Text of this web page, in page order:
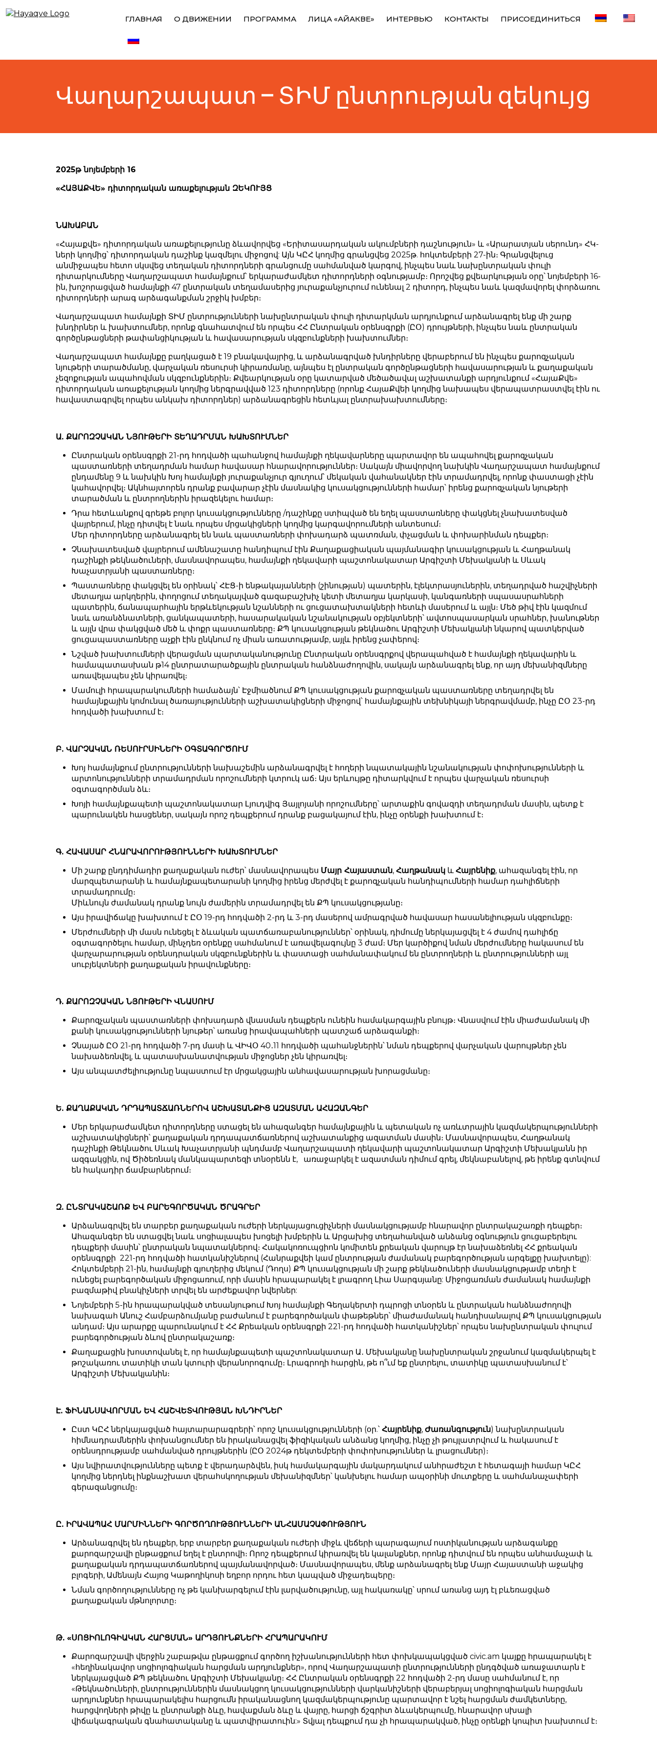
to
ГЛАВНАЯ О ДВИЖЕНИИ ПРОГРАММА ЛИЦА «АЙАКВЕ» ИНТЕРВЬЮ КОНТАКТЫ ПРИСОЕДИНИТЬСЯ
Վաղարշապատ — ՏԻՄ ընտրության զեկույց
2025թ նոյեմբերի 16
«ՀԱՅԱՔՎԵ» դիտորդական առաքելության ԶԵԿՈՒՅՑ
ՆԱԽԱԲԱՆ
«Հայաքվե» դիտորդական առաքելությունը ձևավորվեց «Երիտասարդական ակումբների դաշնություն» և «Արարատյան սերունդ» ՀԿ-
ների կողմից՝ դիտորդական դաշինք կազմելու միջոցով: Այն ԿԸՀ կողմից գրանցվեց 2025թ. հոկտեմբերի 27-ին։ Գրանցվելուց
անմիջապես հետո սկսվեց տեղական դիտորդների գրանցումը սահմանված կարգով, ինչպես նաև նախընտրական փուլի
դիտարկումները Վաղարշապատ համայնքում՝ երկարաժամկետ դիտորդների օգնությամբ։ Որոշվեց քվեարկության օրը՝ նոյեմբերի 16-
ին, խոշորացված համայնքի 47 ընտրական տեղամասերից յուրաքանչյուրում ունենալ 2 դիտորդ, ինչպես նաև կազմավորել փորձառու
դիտորդների արագ արձագանքման շրջիկ խմբեր։
Վաղարշապատ համայնքի ՏԻՄ ընտրությունների նախընտրական փուլի դիտարկման արդյունքում արձանագրել ենք մի շարք
խնդիրներ և խախտումներ, որոնք գնահատվում են որպես ՀՀ Ընտրական օրենսգրքի (ԸՕ) դրույթների, ինչպես նաև ընտրական
գործընթացների թափանցիկության և հավասարության սկզբունքների խախտումներ։
Վաղարշապատ համայնքը բաղկացած է 19 բնակավայրից, և արձանագրված խնդիրները վերաբերում են ինչպես քարոզչական
նյութերի տարածմանը, վարչական ռեսուրսի կիրառմանը, այնպես էլ ընտրական գործընթացների հավասարության և քաղաքական
չեզոքության ապահովման սկզբունքներին։ Քվեարկության օրը կատարված մեծածավալ աշխատանքի արդյունքում «ՀայաՔվե»
դիտորդական առաքելության կողմից ներգրավված 123 դիտորդները (որոնք ՀայաՔվեի կողմից նախապես վերապատրաստվել էին ու
հավաստագրվել որպես անկախ դիտորդներ) արձանագրեցին հետևյալ ընտրախախտումները։
Ա. ՔԱՐՈԶՉԱԿԱՆ ՆՅՈՒԹԵՐԻ ՏԵՂԱԴՐՄԱՆ ԽԱԽՏՈՒՄՆԵՐ
Ընտրական օրենսգրքի 21-րդ հոդվածի պահանջով համայնքի ղեկավարները պարտավոր են ապահովել քարոզչական
պաստառների տեղադրման համար հավասար հնարավորություններ։ Սակայն միավորվող նախկին Վաղարշապատ համայնքում
ընդամենը 9 և նախկին Խոյ համայնքի յուրաքանչյուր գյուղում՝ մեկական վահանակներ էին տրամադրվել, որոնք փաստացի չէին
կահավորվել։ Ակնհայտորեն դրանք բավարար չէին մասնակից կուսակցությունների համար՝ իրենց քարոզչական նյութերի
տարածման և ընտրողներին իրազեկելու համար։
Դրա հետևանքով գրեթե բոլոր կուսակցությունները /դաշինքը ստիպված են եղել պաստառները փակցնել չնախատեսված
վայրերում, ինչը դիտվել է նաև որպես մրցակիցների կողմից կարգավորումների անտեսում։
Մեր դիտորդները արձանագրել են նաև պաստառների փոխադարձ պատռման, փչացման և փոխարինման դեպքեր։
Չնախատեսված վայրերում ամենաշատը հանդիպում էին Քաղաքացիական պայմանագիր կուսակցության և Հաղթանակ
դաշինքի թեկնածուների, մասնավորապես, համայնքի ղեկավարի պաշտոնակատար Արգիշտի Մեխակյանի և Սևակ
Խաչատրյանի պաստառները։
Պաստառները փակցվել են օրինակ՝ ՀԷՑ-ի ենթակայանների (շինության) պատերին, էլեկտրասյուներին, տեղադրված հաշվիչների
մետաղյա արկղերին, փողոցում տեղակայված գազաբաշխիչ կետի մետաղյա կարկասի, կանգառների սպասասրահների
պատերին, ճանապարհային երթևեկության նշանների ու ցուցատախտակների հետևի մասերում և այլն։ Մեծ թիվ էին կազմում
նաև առանձնատների, ցանկապատերի, հասարակական նշանակության օբյեկտների՝ ավտոսպասարկան սրահներ, խանութներ
և այլն վրա փակցված մեծ և փոքր պաստառները։ ՔՊ կուսակցության թեկնածու Արգիշտի Մեխակյանի նկարով պատկերված
ցուցապաստառները աչքի էին ընկնում ոչ միան առատությամբ, այլև իրենց չափերով։
Նշված խախտումների վերացման պարտականությունը Ընտրական օրենսգրքով վերապահված է համայնքի ղեկավարին և
համապատասխան թ14 ընտրատարածքային ընտրական հանձնաժողովին, սակայն արձանագրել ենք, որ այդ մեխանիզմները
առավելապես չեն կիրառվել։
Մամուլի հրապարակումների համաձայն՝ Էջմիածնում ՔՊ կուսակցության քարոզչական պաստառները տեղադրվել են
համայնքային կոմունալ ծառայությունների աշխատակիցների միջոցով՝ համայնքային տեխնիկայի ներգրավմամբ, ինչը ԸՕ 23-րդ
հոդվածի խախտում է։
Բ. ՎԱՐՉԱԿԱՆ ՌԵՍՈՒՐՍԻՆԵՐԻ ՕԳՏԱԳՈՐԾՈՒՄ
Խոյ համայնքում ընտրությունների նախաշեմին արձանագրվել է հողերի նպատակային նշանակության փոփոխությունների և
արտոնությունների տրամադրման որոշումների կտրուկ աճ։ Այս երևույթը դիտարկվում է որպես վարչական ռեսուրսի
օգտագործման ձև։
Խոյի համայնքապետի պաշտոնակատար Լյուդվիգ Յայլոյանի որոշումները՝ արտաքին գովազդի տեղադրման մասին, պետք է
պարունակեն հասցեներ, սակայն որոշ դեպքերում դրանք բացակայում էին, ինչը օրենքի խախտում է։
Գ. ՀԱՎԱՍԱՐ ՀՆԱՐԱՎՈՐՈՒԹՅՈՒՆՆԵՐԻ ԽԱԽՏՈՒՄՆԵՐ
Մի շարք ընդդիմադիր քաղաքական ուժեր՝ մասնավորապես Մայր Հայաստան, Հաղթանակ և Հայրենիք, ահազանգել էին, որ
մարզպետարանի և համայնքապետարանի կողմից իրենց մերժվել է քարոզչական հանդիպումների համար դահլիճների
տրամադրումը։
Միևնույն ժամանակ դրանք նույն ժամերին տրամադրվել են ՔՊ կուսակցությանը։
Այս իրավիճակը խախտում է ԸՕ 19-րդ հոդվածի 2-րդ և 3-րդ մասերով ամրագրված հավասար հասանելիության սկզբունքը։
Մերժումների մի մասն ունեցել է ձևական պատճառաբանություններ՝ օրինակ, դիմումը ներկայացվել է 4 ժամով դահլիճը
օգտագործելու համար, մինչդեռ օրենքը սահմանում է առավելագույնը 3 ժամ։ Մեր կարծիքով նման մերժումները հակասում են
վարչարարության օրենսդրական սկզբունքներին և փաստացի սահմանափակում են ընտրողների և ընտրությունների այլ
սուբյեկտների քաղաքական իրավունքները։
Դ. ՔԱՐՈԶՉԱԿԱՆ ՆՅՈՒԹԵՐԻ ՎՆԱՍՈՒՄ
Քարոզչական պաստառների փոխադարձ վնասման դեպքերն ունեին համակարգային բնույթ։ Վնասվում էին միաժամանակ մի
քանի կուսակցությունների նյութեր՝ առանց իրավապահների պատշաճ արձագանքի։
Չնայած ԸՕ 21-րդ հոդվածի 7-րդ մասի և ՎԻՎՕ 40․11 հոդվածի պահանջներին՝ նման դեպքերով վարչական վարույթներ չեն
նախաձեռնվել, և պատասխանատվության միջոցներ չեն կիրառվել։
Այս անպատժելիությունը նպաստում էր մրցակցային անհավասարության խորացմանը։
Ե. ՔԱՂԱՔԱԿԱՆ ԴՐԴԱՊԱՏՃԱՌՆԵՐՈՎ ԱՇԽԱՏԱՆՔԻՑ ԱԶԱՏՄԱՆ ԱՀԱԶԱՆԳԵՐ
Մեր երկարաժամկետ դիտորդները ստացել են ահազանգեր համայնքային և պետական ոչ առևտրային կազմակերպությունների
աշխատակիցների՝ քաղաքական դրդապատճառներով աշխատանքից ազատման մասին։ Մասնավորապես, Հաղթանակ
դաշինքի Թեկնածու Սևակ Խաչատրյանի պնդմամբ Վաղարշապատի ղեկավարի պաշտոնակատար Արգիշտի Մեխակյանն իր
ազգակցին, ով Ծիծեռնակ մանկապարտեզի տնօրենն է,
առաջարկել է ազատման դիմում գրել, մեկնաբանելով, թե իրենք գտնվում
են հակադիր ճամբարներում։
Զ. ԸՆՏՐԱԿԱՇԱՌՔ ԵՎ ԲԱՐԵԳՈՐԾԱԿԱՆ ԾՐԱԳՐԵՐ
Արձանագրվել են տարբեր քաղաքական ուժերի ներկայացուցիչների մասնակցությամբ հնարավոր ընտրակաշառքի դեպքեր։
Ահազանգեր են ստացվել նաև սոցիալապես խոցելի խմբերին և Արցախից տեղահանված անձանց օգնություն ցուցաբերելու
դեպքերի մասին՝ ընտրական նպատակներով։ Հակակոռուպցիոն կոմիտեն քրեական վարույթ էր նախաձեռնել ՀՀ քրեական
օրենսգրքի 221-րդ հոդվածի հատկանիշներով (Հանրաքվեի կամ ընտրության ժամանակ բարեգործության արգելքը խախտելը):
Հոկտեմբերի 21-ին, համայնքի գյուղերից մեկում (Դողս) ՔՊ կուսակցության մի շարք թեկնածուների մասնակցությամբ տեղի է
ունեցել բարեգործական միջոցառում, որի մասին հրապարակել է լրագրող Լիա Սարգսյանը: Միջոցառման ժամանակ համայնքի
բազմաթիվ բնակիչների տրվել են արժեքավոր նվերներ:
Նոյեմբերի 5-ին հրապարակված տեսանյութում Խոյ համայնքի Գեղակերտի դպրոցի տնօրեն և ընտրական հանձնաժողովի
նախագահ Անուշ Համբարձումյանը բաժանում է բարեգործական փաթեթներ՝ միաժամանակ հանդիսանալով ՔՊ կուսակցության
անդամ։ Այս արարքը պարունակում է ՀՀ Քրեական օրենսգրքի 221-րդ հոդվածի հատկանիշներ՝ որպես նախընտրական փուլում
բարեգործության ձևով ընտրակաշառք։
Քաղաքացին խոստովանել է, որ համայնքապետի պաշտոնակատար Ա․ Մեխակյանը նախընտրական շրջանում կազմակերպել է
թոշակառու տատիկի տան կտուրի վերանորոգումը։ Լրագրողի հարցին, թե ո՞ւմ եք ընտրելու, տատիկը պատասխանում է՝
Արգիշտի Մեխակյանին։
Է. ՖԻՆԱՆՍԱՎՈՐՄԱՆ ԵՎ ՀԱՇՎԵՏՎՈՒԹՅԱՆ ԽՆԴԻՐՆԵՐ
Ըստ ԿԸՀ ներկայացված հայտարարագրերի՝ որոշ կուսակցությունների (օր.՝ Հայրենիք, Ժառանգություն) նախընտրական
հիմնադրամներին փոխանցումներ են իրականացվել ֆիզիկական անձանց կողմից, ինչը չի թույլատրվում և հակասում է
օրենսդրությամբ սահմանված դրույթներին (ԸՕ 2024թ դեկտեմբերի փոփոխություններ և լրացումներ)։
Այս նվիրատվությունները պետք է վերադարձվեն, իսկ համակարգային մակարդակում անհրաժեշտ է հետագայի համար ԿԸՀ
կողմից ներդնել ինքնաշխատ վերահսկողության մեխանիզմներ՝ կանխելու համար ապօրինի մուտքերը և սահմանաչափերի
գերազանցումը։
Ը. ԻՐԱՎԱՊԱՀ ՄԱՐՄԻՆՆԵՐԻ ԳՈՐԾՈՂՈՒԹՅՈՒՆՆԵՐԻ ԱՆՀԱՄԱՉԱՓՈՒԹՅՈՒՆ
Արձանագրվել են դեպքեր, երբ տարբեր քաղաքական ուժերի միջև վեճերի պարագայում ոստիկանության արձագանքը
քարոզարշավի ընթացքում եղել է ընտրովի։ Որոշ դեպքերում կիրառվել են կալանքներ, որոնք դիտվում են որպես անհամաչափ և
քաղաքական դրդապատճառներով պայմանավորված։ Մասնավորապես, մենք արձանագրել ենք Մայր Հայաստանի աջակից
բլոգերի, Ամենայն Հայոց Կաթողիկոսի եղբոր որդու հետ կապված միջադեպերը։
Նման գործողությունները ոչ թե կանխարգելում էին լարվածությունը, այլ հակառակը՝ սրում առանց այդ էլ բևեռացված
քաղաքական մթնոլորտը։
Թ. «ՍՈՑԻՈԼՈԳԻԱԿԱՆ ՀԱՐՑՄԱՆ» ԱՐԴՅՈՒՆՔՆԵՐԻ ՀՐԱՊԱՐԱԿՈՒՄ
Քարոզարշավի վերջին շաբաթվա ընթացքում գործող իշխանությունների հետ փոխկապակցված civic.am կայքը հրապարակել է
«հեղինակավոր սոցիոլոգիական հարցման արդյունքներ», որով Վաղարշապատի ընտրությունների ընդգծված առաջատարն է
ներկայացված ՔՊ թեկնածու Արգիշտի Մեխակյանը։ ՀՀ Ընտրական օրենսգրքի 22 հոդվածի 2-րդ մասը սահմանում է, որ
«Թեկնածուների, ընտրություններին մասնակցող կուսակցությունների վարկանիշների վերաբերյալ սոցիոլոգիական հարցման
արդյունքներ հրապարակելիս հարցումն իրականացնող կազմակերպությունը պարտավոր է նշել հարցման ժամկետները,
հարցվողների թիվը և ընտրանքի ձևը, հավաքման ձևը և վայրը, հարցի ճշգրիտ ձևակերպումը, հնարավոր սխալի
վիճակագրական գնահատականը և պատվիրատուին:» Տվյալ դեպքում դա չի հրապարակված, ինչը օրենքի կոպիտ խախտում է։